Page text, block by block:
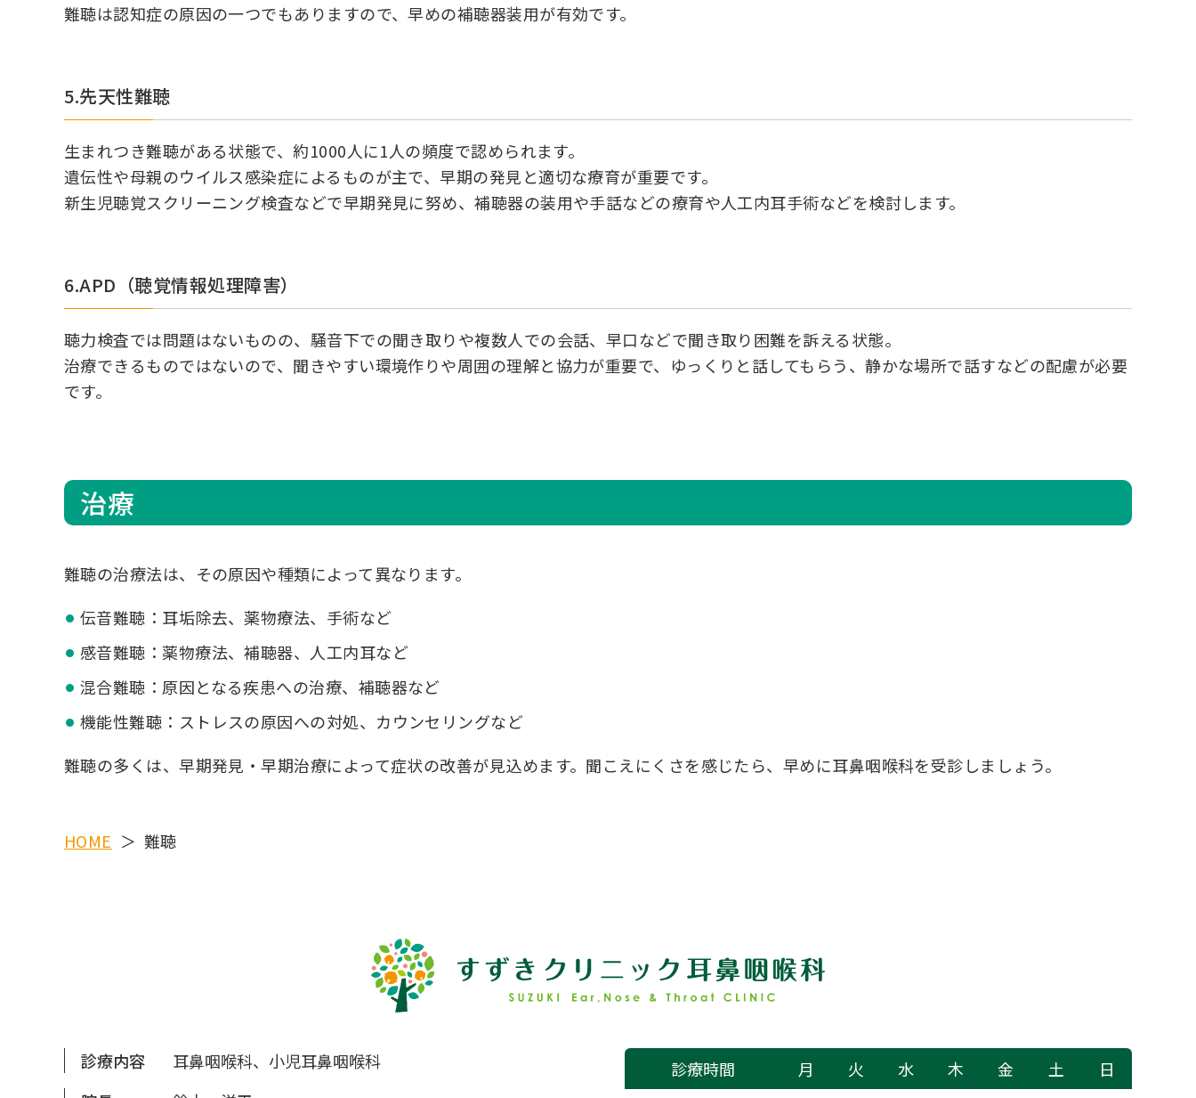
難聴は認知症の原因の一つでもありますので、早めの補聴器装用が有効です。
5.先天性難聴
生まれつき難聴がある状態で、約1000人に1人の頻度で認められます。
遺伝性や母親のウイルス感染症によるものが主で、早期の発見と適切な療育が重要です。
新生児聴覚スクリーニング検査などで早期発見に努め、補聴器の装用や手話などの療育や人工内耳手術などを検討します。
6.APD（聴覚情報処理障害）
聴力検査では問題はないものの、騒音下での聞き取りや複数人での会話、早口などで聞き取り困難を訴える状態。
治療できるものではないので、聞きやすい環境作りや周囲の理解と協力が重要で、ゆっくりと話してもらう、静かな場所で話すなどの配慮が必要
です。
治療
難聴の治療法は、その原因や種類によって異なります。
伝音難聴：耳垢除去、薬物療法、手術など
感音難聴：薬物療法、補聴器、人工内耳など
混合難聴：原因となる疾患への治療、補聴器など
機能性難聴：ストレスの原因への対処、カウンセリングなど
難聴の多くは、早期発見・早期治療によって症状の改善が見込めます。聞こえにくさを感じたら、早めに耳鼻咽喉科を受診しましょう。
HOME 難聴
診療内容
耳鼻咽喉科、小児耳鼻咽喉科
診療時間 月 火 水 木 金 土 日